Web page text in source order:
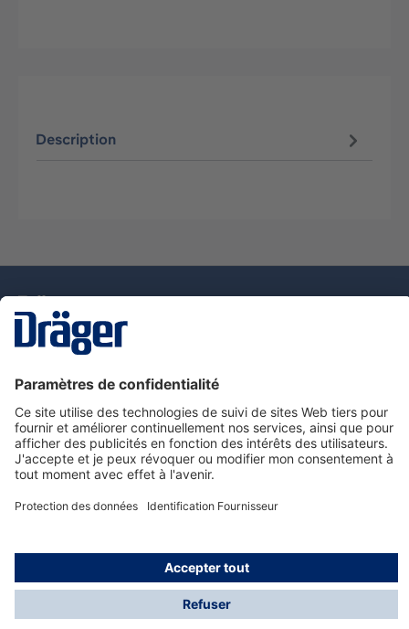
Description
Nous contacter
Service de e-commande Dräger
Informations sur les produits
© Dräger France SAS, 2024
*Prix hors taxe. Frais de gestion et de livraison standard
offerts; Indépendamment de la valeur ou du volume de